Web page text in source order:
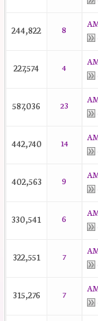
8
244,822
227,574
23
587,036
14
442,740
9
402,563
6
330,541
7
322,551
7
315,276